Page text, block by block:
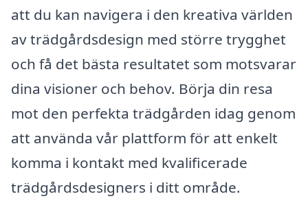
att du kan navigera i den kreativa världen
av trädgårdsdesign med större trygghet
och få det bästa resultatet som motsvarar
dina visioner och behov. Börja din resa
mot den perfekta trädgården idag genom
att använda vår plattform för att enkelt
komma i kontakt med kvalificerade
trädgårdsdesigners i ditt område.